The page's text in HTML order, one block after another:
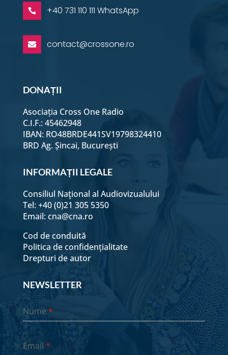
 +40 731 110 111 WhatsApp
 contact@crossone.ro
DONAȚII
Asociația Cross One Radio
C.I.F.: 45462948
IBAN: RO48BRDE441SV19798324410
BRD Ag. Șincai, București
INFORMAȚII LEGALE
Consiliul Naţional al Audiovizualului
Tel: +40 (0)21 305 5350
Email: cna@cna.ro
Cod de conduită
Politica de confidențialitate
Drepturi de autor
NEWSLETTER
Nume*
Email *